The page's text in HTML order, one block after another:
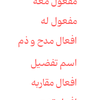
مفعول له
افعال مدح و ذم
اسم تفضیل
افعال مقاربه